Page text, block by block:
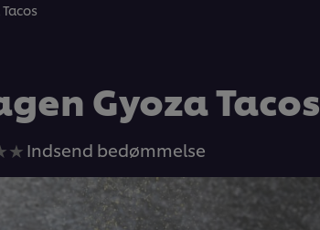
Gyoza Tacos
Ingen
bedømmelser
indsendt
for
Indsend bedømmelse